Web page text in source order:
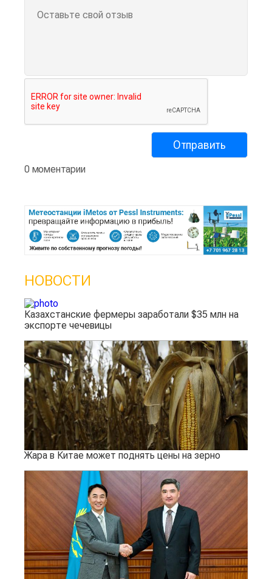
0 моментарии
НОВОСТИ
Казахстанские фермеры заработали $35 млн на
экспорте чечевицы
Жара в Китае может поднять цены на зерно